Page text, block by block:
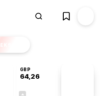
EKSTRA
GBP
64,26